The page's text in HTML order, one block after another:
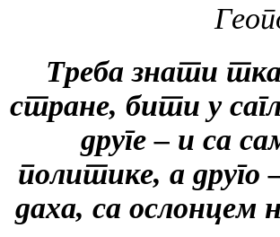
Треба знати
стране, бити у
друге – и са
политике, а друго
даха, са ослонцем